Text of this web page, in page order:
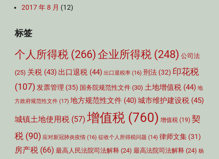
2017 年 8 月 (12)
标签
个人所得税 (266) 企业所得税 (248) 公司法
(25) 关税 (43) 出口退税 (44) 出口退税率 (16) 刑法 (32) 印花税
(107) 发票管理 (35) 国务院规范性文件 (30) 土地增值税 (44) 地
方政府规范性文件 (17) 地方规范性文件 (40)城市维护建设税 (45)
城镇土地使用税 (57) 增值税 (760) 增值税 (19) 契
税 (90) 应对新冠肺炎疫情 (16) 征收个人所得税问题 (14) 律师文集 (31)
房产税 (66) 最高人民法院司法解释 (24) 最高法院司法解释 (24) 杨